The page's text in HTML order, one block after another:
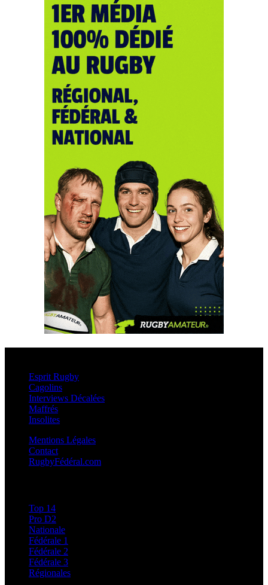
Esprit Rugby
Cagolins
Interviews Décalées
Maffrés
Insolites
Mentions Légales
Contact
RugbyFédéral.com
Top 14
Pro D2
Nationale
Fédérale 1
Fédérale 2
Fédérale 3
Régionales